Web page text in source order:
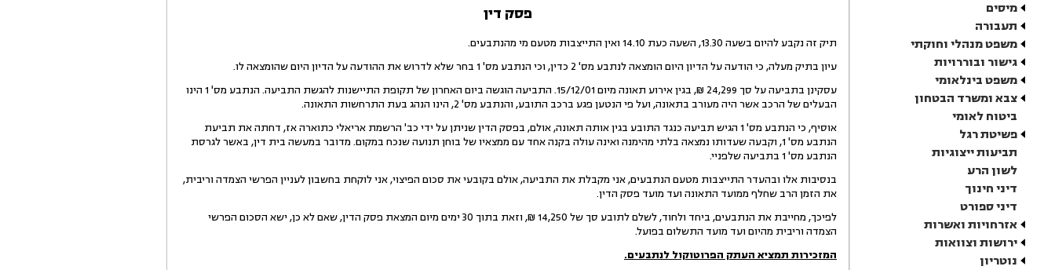
מיסים
תעבורה
משפט מנהלי וחוקתי
גישור ובוררויות
משפט בינלאומי
צבא ומשרד הבטחון
ביטוח לאומי
פשיטת רגל
תביעות ייצוגיות
לשון הרע
דיני חינוך
דיני ספורט
אזרחויות ואשרות
ירושות וצוואות
נוטריון
פסק דין
תיק זה נקבע להיום בשעה 13.30, השעה כעת 14.10 ואין התייצבות מטעם מי מהנתבעים.
עיון בתיק מעלה, כי הודעה על הדיון היום הומצאה לנתבע מס' 2 כדין, וכי הנתבע מס' 1 בחר שלא לדרוש את ההודעה על הדיון היום שהומצאה לו.
עסקינן בתביעה על סך 24,299 ₪, בגין אירוע תאונה מיום 15/12/01. התביעה הוגשה ביום האחרון של תקופת התיישנות להגשת התביעה. הנתבע מס' 1 הינו
הבעלים של הרכב אשר היה מעורב בתאונה, ועל פי הנטען פגע ברכב התובע, והנתבע מס' 2, הינו הנהג בעת התרחשות התאונה.
אוסיף, כי הנתבע מס' 1 הגיש תביעה כנגד התובע בגין אותה תאונה, אולם, בפסק הדין שניתן על ידי כב' הרשמת אריאלי כתוארה אז, דחתה את תביעת
הנתבע מס' 1, וקבעה שעדותו נמצאה בלתי מהימנה ואינה עולה בקנה אחד עם ממצאיו של בוחן תנועה שנכח במקום. מדובר במעשה בית דין, באשר לגרסת
הנתבע מס' 1 בתביעה שלפניי.
בנסיבות אלו ובהעדר התייצבות מטעם הנתבעים, אני מקבלת את התביעה, אולם בקובעי את סכום הפיצוי, אני לוקחת בחשבון לעניין הפרשי הצמדה וריבית,
את הזמן הרב שחלף ממועד התאונה ועד מועד פסק הדין.
לפיכך, מחייבת את הנתבעים, ביחד ולחוד, לשלם לתובע סך של 14,250 ₪, וזאת בתוך 30 ימים מיום המצאת פסק הדין, שאם לא כן, ישא הסכום הפרשי
הצמדה וריבית מהיום ועד מועד התשלום בפועל.
המזכירות תמציא העתק הפרוטוקול לנתבעים.